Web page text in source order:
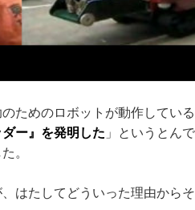
ためのロボットが動作してい
ー』を発明した 」というとん
。
はたしてどういった理由から